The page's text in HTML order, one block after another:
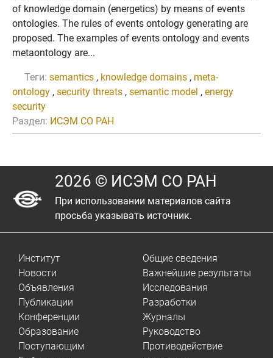
of knowledge domain (energetics) by means of events
ontologies. The rules of events ontology generating are
proposed. The examples of events ontology and events
metaontology are...
Теги: semantics , knowledge domains , meta-
ontology , security threats , semantic model , energy
security
Раздел: ИСЭМ СО РАН
2026 © ИСЭМ СО РАН
При использовании материалов сайта
просьба указывать источник.
Институт
Новости
Объявления
Публикации
Конференции
Образование
Поступающим
Общие сведения
Важнейшие результаты
Исследования
Разработки
Журналы
Руководство
Противодействие